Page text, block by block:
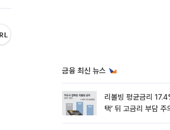
금융 최신 뉴스
리볼빙 평균금리
택’ 뒤 고금리 부담 주